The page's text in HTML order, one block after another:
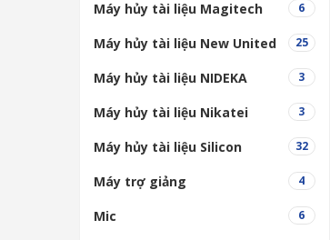
Máy hủy tài liệu Magitech 6
Máy hủy tài liệu New United 25
Máy hủy tài liệu NIDEKA 3
Máy hủy tài liệu Nikatei 3
Máy hủy tài liệu Silicon 32
Máy trợ giảng 4
Mic 6